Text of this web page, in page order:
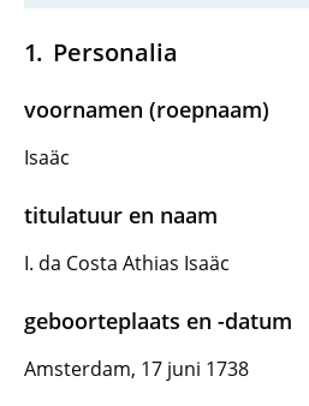
Personalia
voornamen (roepnaam)
Isaäc
titulatuur en naam
I. da Costa Athias Isaäc
geboorteplaats en -datum
Amsterdam, 17 juni 1738